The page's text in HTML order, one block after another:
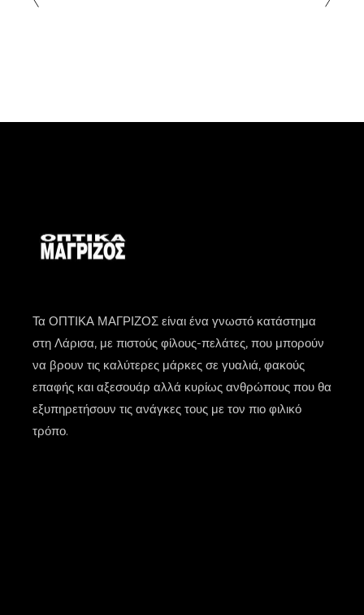
Τα ΟΠΤΙΚΑ ΜΑΓΡΙΖΟΣ είναι ένα γνωστό κατάστημα
στη Λάρισα, με πιστούς φίλους-πελάτες, που μπορούν
να βρουν τις καλύτερες μάρκες σε γυαλιά, φακούς
επαφής και αξεσουάρ αλλά κυρίως ανθρώπους που θα
εξυπηρετήσουν τις ανάγκες τους με τον πιο φιλικό
τρόπο.